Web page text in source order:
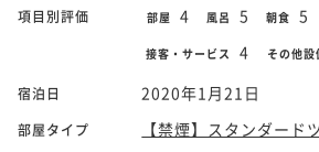
項目別評価 部屋 4 風呂 5 朝食 5
接客・サービス 4 その他設
宿泊日 2020年1月21日
部屋タイプ
【禁煙】スタンダード